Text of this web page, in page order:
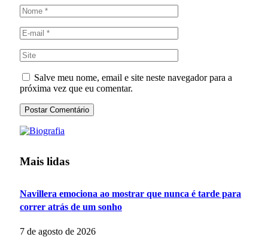
Salve meu nome, email e site neste navegador para a
próxima vez que eu comentar.
Mais lidas
Navillera emociona ao mostrar que nunca é tarde para
correr atrás de um sonho
7 de agosto de 2026